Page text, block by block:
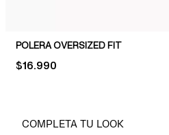
POLERA OVERSIZED FIT
PRICE:
$16.990
COMPLETA TU LOOK